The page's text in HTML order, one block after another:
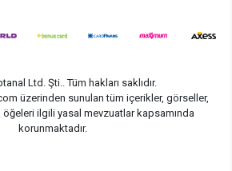
Ltd. Şti.. Tüm hakları saklıdır.
üzerinden sunulan tüm içerikler, görseller,
öğeleri ilgili yasal mevzuatlar kapsamında
korunmaktadır.